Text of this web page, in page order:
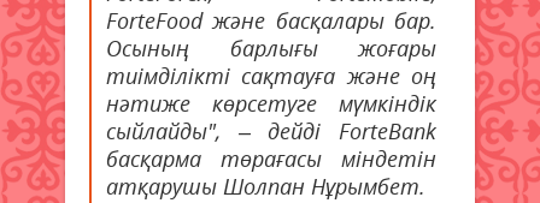
ForteFood және басқалары бар.
Осының барлығы жоғары
тиімділікті сақтауға және оң
нәтиже көрсетуге мүмкіндік
сыйлайды", – дейді ForteBank
басқарма төрағасы міндетін
атқарушы Шолпан Нұрымбет.